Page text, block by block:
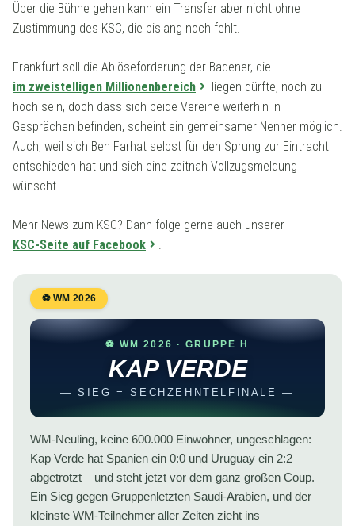
Über die Bühne gehen kann ein Transfer aber nicht ohne
Zustimmung des KSC, die bislang noch fehlt.
Frankfurt soll die Ablöseforderung der Badener, die
im zweistelligen Millionenbereich
liegen dürfte, noch zu
hoch sein, doch dass sich beide Vereine weiterhin in
Gesprächen befinden, scheint ein gemeinsamer Nenner möglich.
Auch, weil sich Ben Farhat selbst für den Sprung zur Eintracht
entschieden hat und sich eine zeitnah Vollzugsmeldung
wünscht.
Mehr News zum KSC? Dann folge gerne auch unserer
KSC-Seite auf Facebook
⚽ WM 2026
⚽ WM 2026 · GRUPPE H
KAP VERDE
— SIEG = SECHZEHNTELFINALE —
WM-Neuling, keine 600.000 Einwohner, ungeschlagen:
Kap Verde hat Spanien ein 0:0 und Uruguay ein 2:2
abgetrotzt – und steht jetzt vor dem ganz großen Coup.
Ein Sieg gegen Gruppenletzten Saudi-Arabien, und der
kleinste WM-Teilnehmer aller Zeiten zieht ins